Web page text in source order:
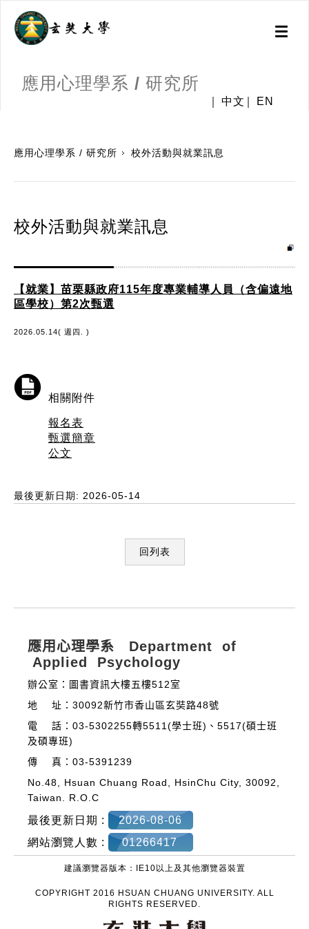
Toggle
應用心理學系 / 研究所
中文 EN
應用心理學系 / 研究所 校外活動與就業訊息
校外活動與就業訊息
【就業】苗栗縣政府115年度專業輔導人員（含偏遠地
區學校）第2次甄選
2026.05.14( 週四. )
相關附件
報名表
甄選簡章
公文
最後更新日期: 2026-05-14
回列表
應用心理學系 Department of
Applied Psychology
辦公室：圖書資訊大樓五樓512室
地 址：30092新竹市香山區玄奘路48號
電 話：03-5302255轉5511(學士班)、5517(碩士班
及碩專班)
傳 真：03-5391239
No.48, Hsuan Chuang Road, HsinChu City, 30092,
Taiwan. R.O.C
最後更新日期 :
2026-08-06
網站瀏覽人數 :
01266417
建議瀏覽器版本：IE10以上及其他瀏覽器裝置
COPYRIGHT 2016 HSUAN CHUANG UNIVERSITY. ALL
RIGHTS RESERVED.